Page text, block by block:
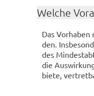
Wel­che
Das
den.
des
die
bie­te,